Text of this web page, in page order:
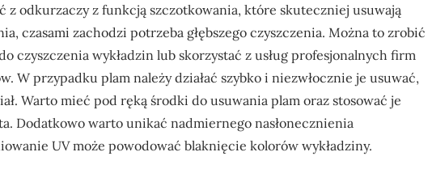
z odkurzaczy z funkcją szczotkowania, które skuteczniej usuwają
czasami zachodzi potrzeba głębszego czyszczenia. Można to zrobić
czyszczenia wykładzin lub skorzystać z usług profesjonalnych firm
W przypadku plam należy działać szybko i niezwłocznie je usuwać,
Warto mieć pod ręką środki do usuwania plam oraz stosować je
Dodatkowo warto unikać nadmiernego nasłonecznienia
UV może powodować blaknięcie kolorów wykładziny.